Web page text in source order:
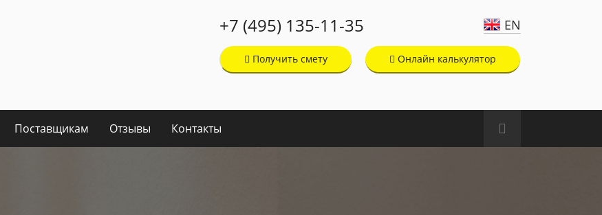
+7 (495) 135-11-35 EN
Онлайн калькулятор
Получить смету
Поставщикам Отзывы Контакты